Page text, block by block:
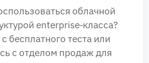
облачной
enterprise‑класса?
бесплатного теста или
с отделом продаж для